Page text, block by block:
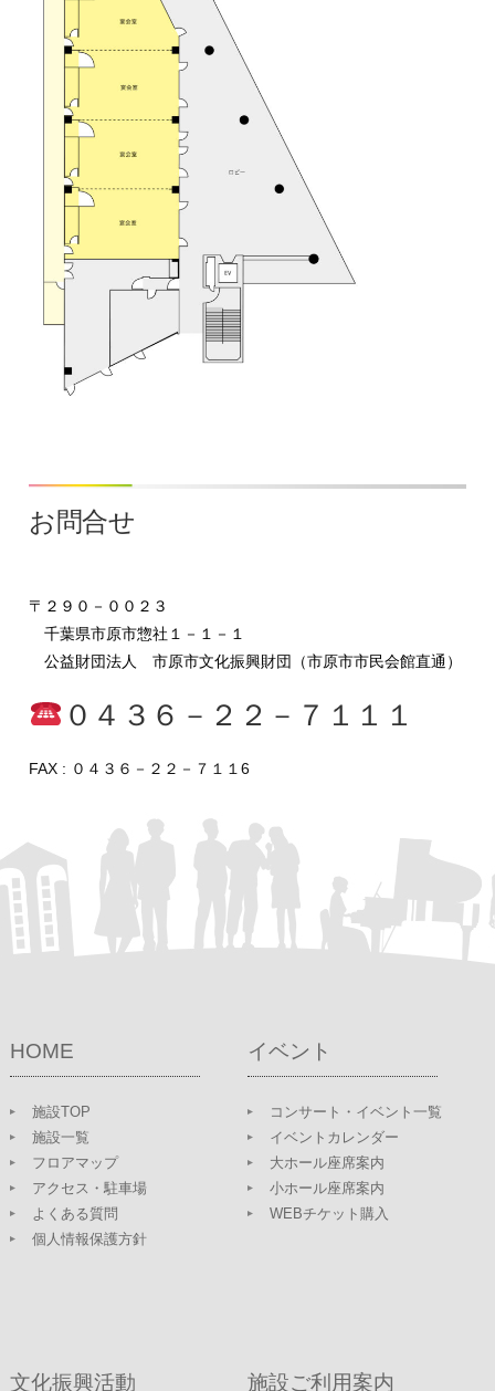
お問合せ
〒２９０－００２３
千葉県市原市惣社１－１－１
公益財団法人 市原市文化振興財団（市原市市民会館直通）
０４３６－２２－７１１１
FAX : ０４３６－２２－７１１6
HOME
施設TOP
施設一覧
フロアマップ
アクセス・駐車場
よくある質問
個人情報保護方針
イベント
コンサート・イベント一覧
イベントカレンダー
大ホール座席案内
小ホール座席案内
WEBチケット購入
文化振興活動 施設ご利用案内